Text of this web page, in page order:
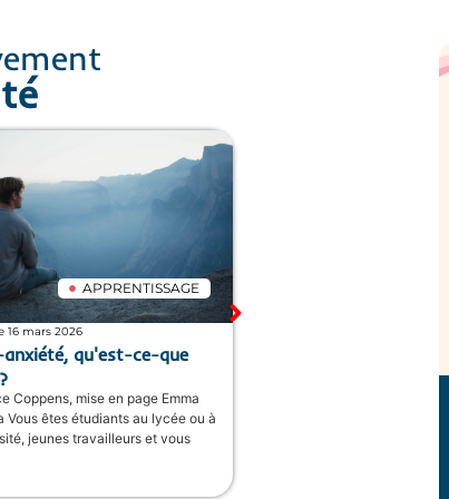
en
gros
L'éco-anxiété, qu'est-ce-que
Par Alice Coppens, mise en page Emma
calanca Vous êtes étudiants au lycée ou à
l’université, jeunes travailleurs et vous
APPRENTISSAGE